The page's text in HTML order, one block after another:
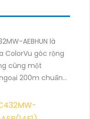
AEBHUN là
ColorVu góc rộng
cùng một
200m chuẩn
ảnh rõ nét cả